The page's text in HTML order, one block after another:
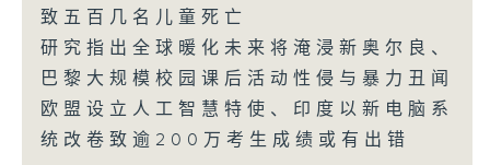
致五百几名儿童死亡
研究指出全球暖化未来将淹浸新奥尔良、
巴黎大规模校园课后活动性侵与暴力丑闻
欧盟设立人工智慧特使、印度以新电脑系
统改卷致逾200万考生成绩或有出错